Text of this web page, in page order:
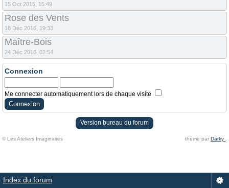
15 Oct 2015, 15:49
Rose des Vents
18 Déc 2016, 19:33
Maître-Bois
24 Déc 2016, 02:54
Connexion
Me connecter automatiquement lors de chaque visite
Version bureau du forum
© Les Ateliers Imaginaires thème par Darky
Index du forum